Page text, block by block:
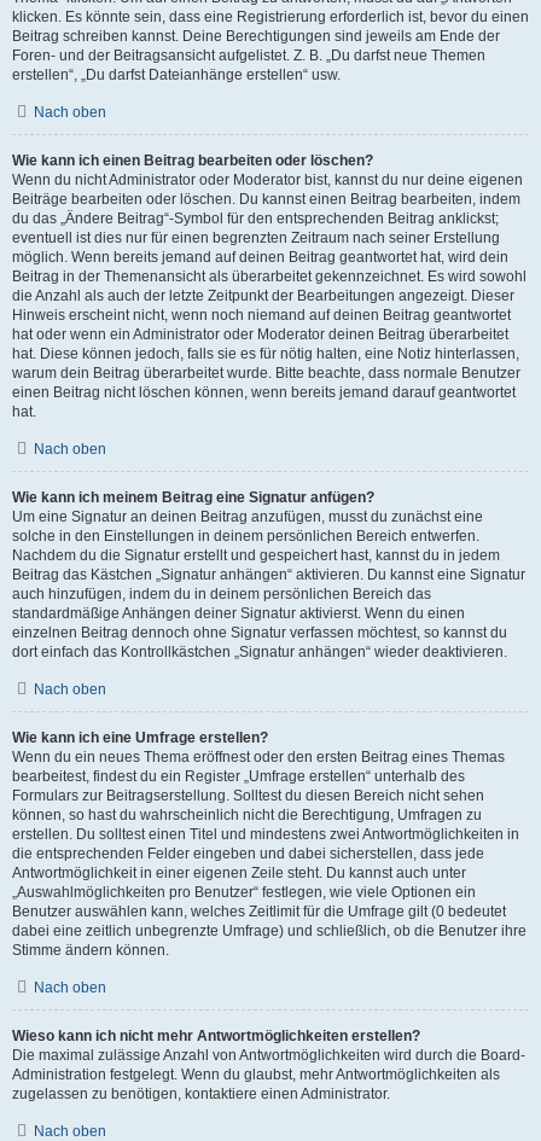
klicken. Es könnte sein, dass eine Registrierung erforderlich ist, bevor du einen
Beitrag schreiben kannst. Deine Berechtigungen sind jeweils am Ende der
Foren- und der Beitragsansicht aufgelistet. Z. B. „Du darfst neue Themen
erstellen“, „Du darfst Dateianhänge erstellen“ usw.
Nach oben
Wie kann ich einen Beitrag bearbeiten oder löschen?
Wenn du nicht Administrator oder Moderator bist, kannst du nur deine eigenen
Beiträge bearbeiten oder löschen. Du kannst einen Beitrag bearbeiten, indem
du das „Ändere Beitrag“-Symbol für den entsprechenden Beitrag anklickst;
eventuell ist dies nur für einen begrenzten Zeitraum nach seiner Erstellung
möglich. Wenn bereits jemand auf deinen Beitrag geantwortet hat, wird dein
Beitrag in der Themenansicht als überarbeitet gekennzeichnet. Es wird sowohl
die Anzahl als auch der letzte Zeitpunkt der Bearbeitungen angezeigt. Dieser
Hinweis erscheint nicht, wenn noch niemand auf deinen Beitrag geantwortet
hat oder wenn ein Administrator oder Moderator deinen Beitrag überarbeitet
hat. Diese können jedoch, falls sie es für nötig halten, eine Notiz hinterlassen,
warum dein Beitrag überarbeitet wurde. Bitte beachte, dass normale Benutzer
einen Beitrag nicht löschen können, wenn bereits jemand darauf geantwortet
hat.
Nach oben
Wie kann ich meinem Beitrag eine Signatur anfügen?
Um eine Signatur an deinen Beitrag anzufügen, musst du zunächst eine
solche in den Einstellungen in deinem persönlichen Bereich entwerfen.
Nachdem du die Signatur erstellt und gespeichert hast, kannst du in jedem
Beitrag das Kästchen „Signatur anhängen“ aktivieren. Du kannst eine Signatur
auch hinzufügen, indem du in deinem persönlichen Bereich das
standardmäßige Anhängen deiner Signatur aktivierst. Wenn du einen
einzelnen Beitrag dennoch ohne Signatur verfassen möchtest, so kannst du
dort einfach das Kontrollkästchen „Signatur anhängen“ wieder deaktivieren.
Nach oben
Wie kann ich eine Umfrage erstellen?
Wenn du ein neues Thema eröffnest oder den ersten Beitrag eines Themas
bearbeitest, findest du ein Register „Umfrage erstellen“ unterhalb des
Formulars zur Beitragserstellung. Solltest du diesen Bereich nicht sehen
können, so hast du wahrscheinlich nicht die Berechtigung, Umfragen zu
erstellen. Du solltest einen Titel und mindestens zwei Antwortmöglichkeiten in
die entsprechenden Felder eingeben und dabei sicherstellen, dass jede
Antwortmöglichkeit in einer eigenen Zeile steht. Du kannst auch unter
„Auswahlmöglichkeiten pro Benutzer“ festlegen, wie viele Optionen ein
Benutzer auswählen kann, welches Zeitlimit für die Umfrage gilt (0 bedeutet
dabei eine zeitlich unbegrenzte Umfrage) und schließlich, ob die Benutzer ihre
Stimme ändern können.
Nach oben
Wieso kann ich nicht mehr Antwortmöglichkeiten erstellen?
Die maximal zulässige Anzahl von Antwortmöglichkeiten wird durch die Board-
Administration festgelegt. Wenn du glaubst, mehr Antwortmöglichkeiten als
zugelassen zu benötigen, kontaktiere einen Administrator.
Nach oben